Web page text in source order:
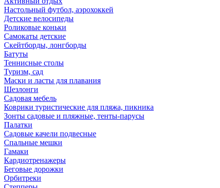
Настольный футбол, аэрохоккей
Детские велосипеды
Роликовые коньки
Самокаты детские
Скейтборды, лонгборды
Батуты
Теннисные столы
Туризм, сад
Маски и ласты для плавания
Шезлонги
Садовая мебель
Коврики туристические для пляжа, пикника
Зонты садовые и пляжные, тенты-парусы
Палатки
Садовые качели подвесные
Спальные мешки
Гамаки
Кардиотренажеры
Беговые дорожки
Орбитреки